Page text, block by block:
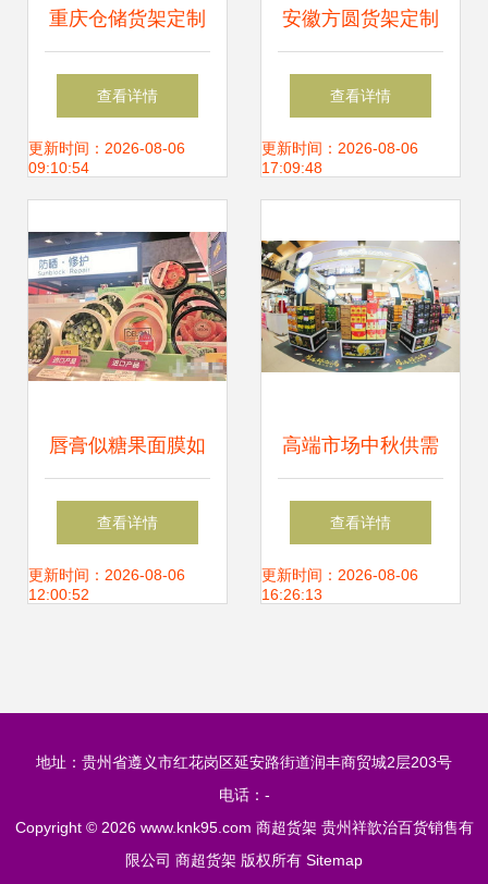
重庆仓储货架定制
从商超展示到家用
储物的全方位解决
查看详情
更新时间：2026-08-06
09:10:54
安徽方圆货架定制
深耕铜陵，专业打
造化妆品与商超货
查看详情
更新时间：2026-08-06
17:09:48
唇膏似糖果面膜如
果汁 化妆品包装像
食品孩子险误食 商
查看详情
更新时间：2026-08-06
12:00:52
高端市场中秋供需
两旺，百年青啤创
新发展领跑消费升
查看详情
更新时间：2026-08-06
16:26:13
地址：贵州省遵义市红花岗区延安路街道润丰商贸城2层203号
电话：-
Copyright © 2026 www.knk95.com 商超货架 贵州祥歆治百货销售有
限公司 商超货架 版权所有 Sitemap